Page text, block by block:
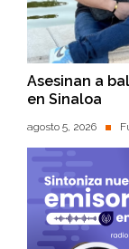
Asesinan a
en Sinaloa
agosto 5, 2026